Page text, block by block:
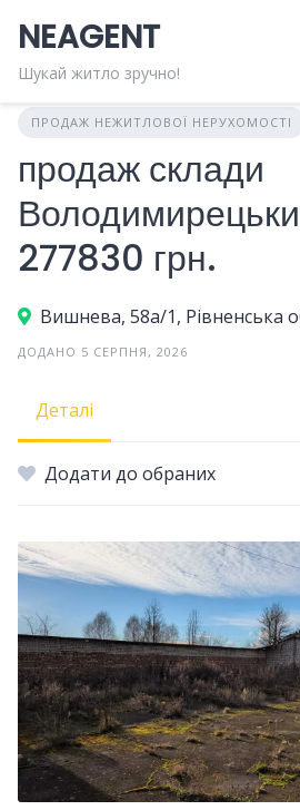
content
NEAGENT
Шукай житло зручно!
ПРОДАЖ НЕЖИТЛОВОЇ НЕРУХОМОСТІ
продаж склади
277830 грн.
Вишнева, 58а/1, Рівненська
ДОДАНО 5 СЕРПНЯ, 2026
Деталі
Додати до обраних